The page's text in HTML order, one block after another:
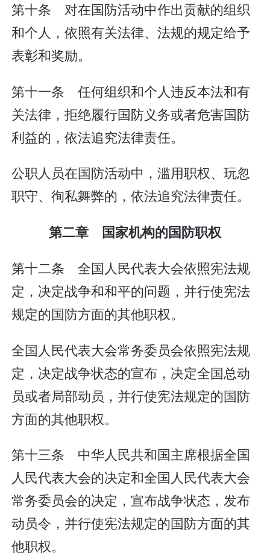
第十条 对在国防活动中作出贡献的组织
和个人，依照有关法律、法规的规定给予
表彰和奖励。
第十一条 任何组织和个人违反本法和有
关法律，拒绝履行国防义务或者危害国防
利益的，依法追究法律责任。
公职人员在国防活动中，滥用职权、玩忽
职守、徇私舞弊的，依法追究法律责任。
第二章 国家机构的国防职权
第十二条 全国人民代表大会依照宪法规
定，决定战争和和平的问题，并行使宪法
规定的国防方面的其他职权。
全国人民代表大会常务委员会依照宪法规
定，决定战争状态的宣布，决定全国总动
员或者局部动员，并行使宪法规定的国防
方面的其他职权。
第十三条 中华人民共和国主席根据全国
人民代表大会的决定和全国人民代表大会
常务委员会的决定，宣布战争状态，发布
动员令，并行使宪法规定的国防方面的其
他职权。